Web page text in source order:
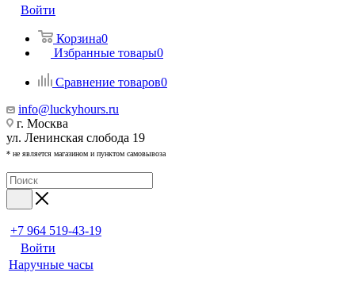
Войти
Корзина0
Избранные товары0
Сравнение товаров0
info@luckyhours.ru
г. Москва
ул. Ленинская слобода 19
* не является магазином и пунктом самовывоза
+7 964 519-43-19
Войти
Наручные часы